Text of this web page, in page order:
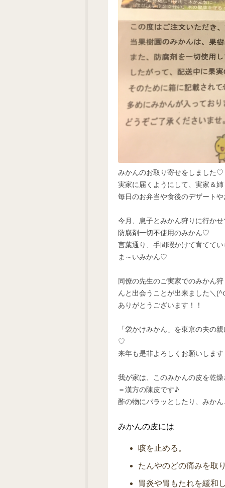
みかんのお取り寄せをしました♡
実家に届くようにして、実家＆
毎日のお弁当や食後のデザート
今月、息子とみかん狩りに行か
防腐剤一切不使用のみかん♡
言葉通り、手間暇かけて育てて
ま～いみかん♡
同僚の先生のご実家でのみかん
んと出会うことが出来ました＼
ありがとうございます！！
「袋かけみかん」を東京の夫の
♡
来年も是非よろしくお願いしま
我が家は、このみかんの皮を乾
＝漢方の陳皮です♪
酢の物にパラッとしたり、みか
みかんの皮には
咳を止める。
たんやのどの痛みを取
胃炎や胃もたれを緩和